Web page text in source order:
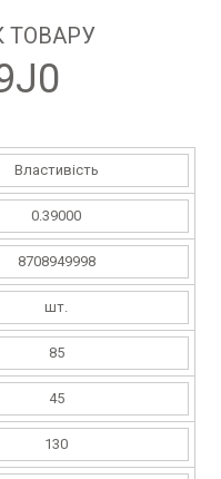
ТОВАРУ
Властивість
0.39000
8708949998
шт.
85
45
130